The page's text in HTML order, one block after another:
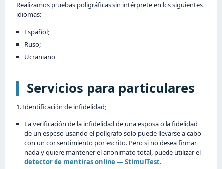
Realizamos pruebas poligráficas sin intérprete en los siguientes
idiomas:
Español;
Ruso;
Ucraniano.
Servicios para particulares
1. Identificación de infidelidad;
La verificación de la infidelidad de una esposa o la fidelidad
de un esposo usando el polígrafo solo puede llevarse a cabo
con un consentimiento por escrito. Pero si no desea firmar
nada y quiere mantener el anonimato total, puede utilizar el
detector de mentiras online — StimulTest.